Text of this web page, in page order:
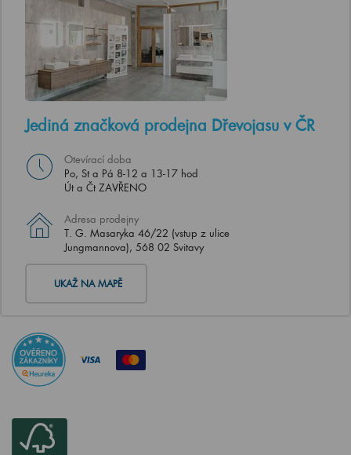
Jediná značková prodejna Dřevojasu v ČR
Otevírací doba
Po, St a Pá 8-12 a 13-17 hod
Út a Čt ZAVŘENO
Adresa prodejny
T. G. Masaryka 46/22 (vstup z ulice
Jungmannova), 568 02 Svitavy
UKAŽ NA MAPĚ